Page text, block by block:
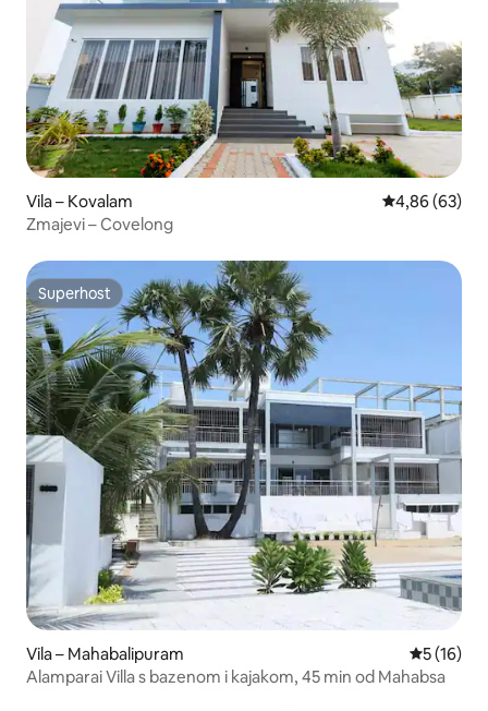
Vila – Kovalam Prosječna
4,86 (63)
Zmajevi – Covelong
Superhost
Superhost
Vila – Mahabalipuram Prosječna
5 (16)
Alamparai Villa s bazenom i kajakom, 45 min od Mahabsa